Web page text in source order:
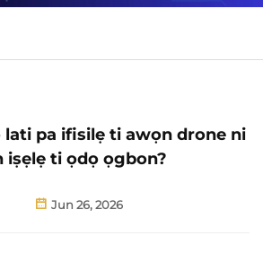
lati pa ifisilẹ ti awọn drone ni
iṣẹlẹ ti ọdọ ọgbon?
Jun 26, 2026